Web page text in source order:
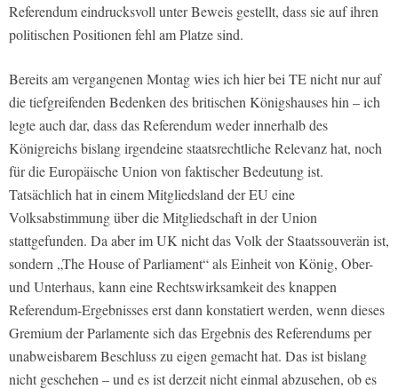
Referendum eindrucksvoll unter Beweis gestellt, dass sie auf ihren
politischen Positionen fehl am Platze sind.
Bereits am vergangenen Montag wies ich hier bei TE nicht nur auf
die tiefgreifenden Bedenken des britischen Königshauses hin – ich
legte auch dar, dass das Referendum weder innerhalb des
Königreichs bislang irgendeine staatsrechtliche Relevanz hat, noch
für die Europäische Union von faktischer Bedeutung ist.
Tatsächlich hat in einem Mitgliedsland der EU eine
Volksabstimmung über die Mitgliedschaft in der Union
stattgefunden. Da aber im UK nicht das Volk der Staatssouverän ist,
sondern „The House of Parliament“ als Einheit von König, Ober-
und Unterhaus, kann eine Rechtswirksamkeit des knappen
Referendum-Ergebnisses erst dann konstatiert werden, wenn dieses
Gremium der Parlamente sich das Ergebnis des Referendums per
unabweisbarem Beschluss zu eigen gemacht hat. Das ist bislang
nicht geschehen – und es ist derzeit nicht einmal abzusehen, ob es